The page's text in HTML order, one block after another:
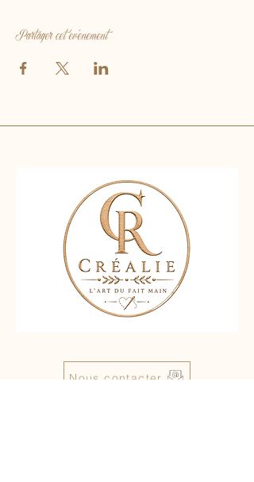
Partager cet événement
Nous contacter